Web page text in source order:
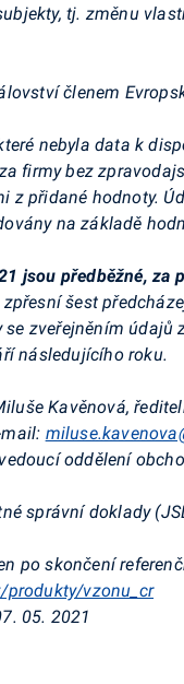
tj. změnu
členem
nebyla data k
firmy bez
z přidané hodnoty.
na základě
jsou předběžné, za
šest
zveřejněním údajů
následujícího roku.
Kavěnová,
oddělení
správní doklady
po skončení
produkty/vzonu_cr
05. 2021